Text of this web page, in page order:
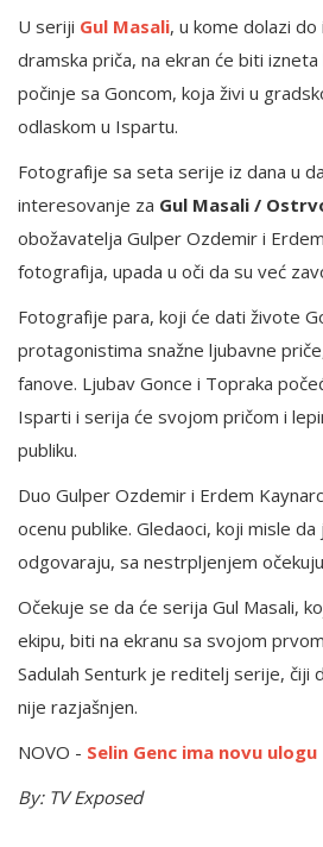
U seriji Gul Masali, u kome dolazi do
dramska priča, na ekran će biti
počinje sa Goncom, koja živi u
odlaskom u Ispartu.
Fotografije sa seta serije iz dana u
interesovanje za Gul Masali /
obožavatelja Gulper Ozdemir i
fotografija, upada u oči da su već
Fotografije para, koji će dati živote
protagonistima snažne ljubavne
fanove. Ljubav Gonce i Topraka
Isparti i serija će svojom pričom i
publiku.
Duo Gulper Ozdemir i Erdem
ocenu publike. Gledaoci, koji misle
odgovaraju, sa nestrpljenjem
Očekuje se da će serija Gul Masali,
ekipu, biti na ekranu sa svojom
Sadulah Senturk je reditelj serije, čiji
nije razjašnjen.
NOVO - Selin Genc ima novu ulogu
By: TV Exposed